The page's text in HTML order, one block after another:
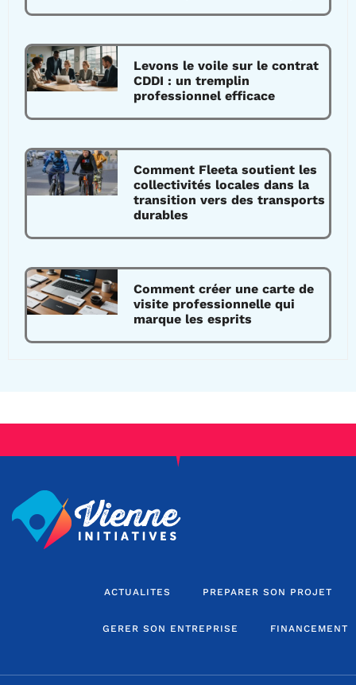
Levons le voile sur le contrat
CDDI : un tremplin
professionnel efficace
Comment Fleeta soutient les
collectivités locales dans la
transition vers des transports
durables
Comment créer une carte de
visite professionnelle qui
marque les esprits
ACTUALITES PREPARER SON PROJET
GERER SON ENTREPRISE FINANCEMENT